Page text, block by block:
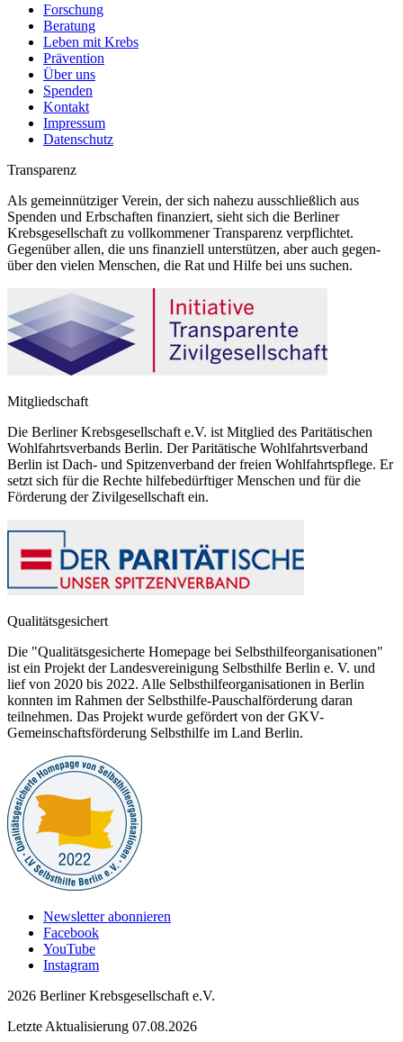
Forschung
Beratung
Leben mit Krebs
Prävention
Über uns
Spenden
Kontakt
Impressum
Datenschutz
Transparenz
Als gemeinnütziger Verein, der sich nahezu ausschließlich aus
Spenden und Erbschaften finanziert, sieht sich die Berliner
Krebsgesellschaft zu vollkommener Transparenz verpflichtet.
Gegenüber allen, die uns finanziell unterstützen, aber auch gegen-
über den vielen Menschen, die Rat und Hilfe bei uns suchen.
Mitgliedschaft
Die Berliner Krebsgesellschaft e.V. ist Mitglied des Paritätischen
Wohlfahrtsverbands Berlin. Der Paritätische Wohlfahrtsverband
Berlin ist Dach- und Spitzenverband der freien Wohlfahrtspflege. Er
setzt sich für die Rechte hilfebedürftiger Menschen und für die
Förderung der Zivilgesellschaft ein.
Qualitätsgesichert
Die "Qualitätsgesicherte Homepage bei Selbsthilfeorganisationen"
ist ein Projekt der Landesvereinigung Selbsthilfe Berlin e. V. und
lief von 2020 bis 2022. Alle Selbsthilfeorganisationen in Berlin
konnten im Rahmen der Selbsthilfe-Pauschalförderung daran
teilnehmen. Das Projekt wurde gefördert von der GKV-
Gemeinschaftsförderung Selbsthilfe im Land Berlin.
Newsletter abonnieren
Facebook
YouTube
Instagram
2026 Berliner Krebsgesellschaft e.V.
Letzte Aktualisierung 07.08.2026